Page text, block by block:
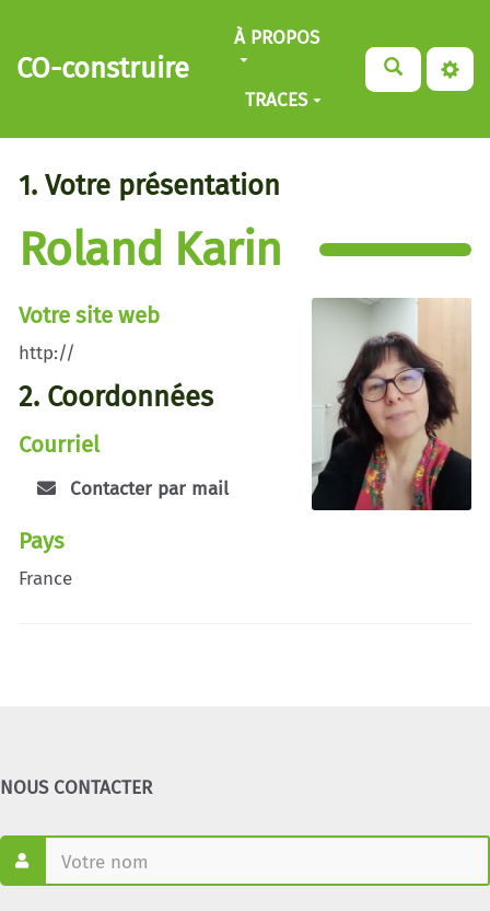
Aller au contenu principal
CO-construire
À PROPOS
TRACES
1. Votre présentation
Roland Karin
Votre site web
http://
2. Coordonnées
Courriel
Contacter par mail
Pays
France
NOUS CONTACTER